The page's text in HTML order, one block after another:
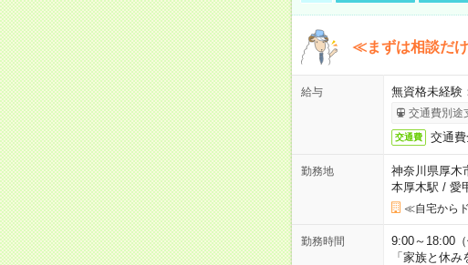
≪まずは相談だ
給与 無資格未経
交通費別途
交通費 交通
勤務地
神奈川県厚木
本厚木駅 / 愛
≪自宅から
勤務時間
9:00～18:00
「家族と休